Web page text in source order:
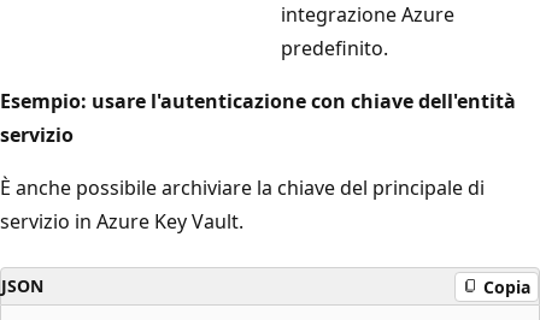
integrazione Azure
predefinito.
Esempio: usare l'autenticazione con chiave dell'entità
servizio
È anche possibile archiviare la chiave del principale di
servizio in Azure Key Vault.
JSON Copia